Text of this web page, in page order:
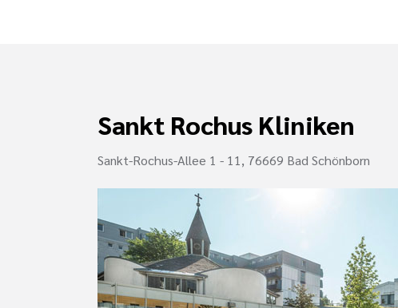
Sankt Rochus Kliniken
Sankt-Rochus-Allee 1 - 11, 76669 Bad Schönborn